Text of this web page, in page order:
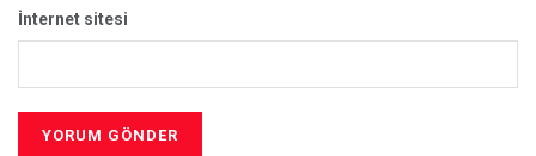
İnternet sitesi